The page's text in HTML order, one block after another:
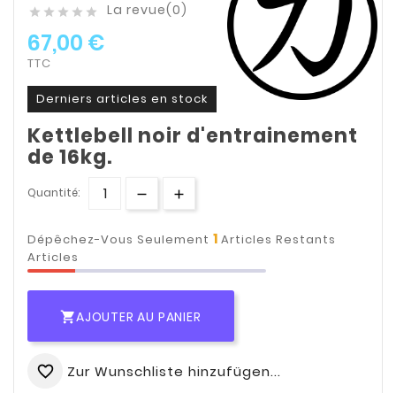
     La revue(0)
67,00 €
TTC
Derniers articles en stock
Kettlebell noir d'entrainement
de 16kg.
Quantité:
Dépêchez-Vous Seulement 1 Articles Restants
Articles
AJOUTER AU PANIER
favorite_border Zur Wunschliste hinzufügen...